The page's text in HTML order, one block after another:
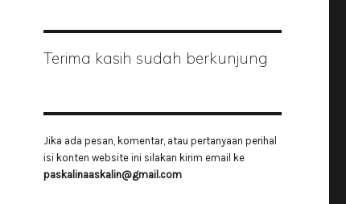
Terima kasih sudah berkunjung
Jika ada pesan, komentar, atau pertanyaan perihal
isi konten website ini silakan kirim email ke
paskalinaaskalin@gmail.com